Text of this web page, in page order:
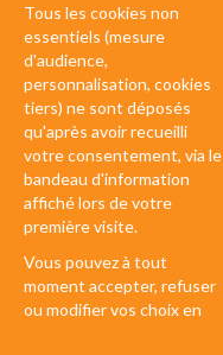
Tous les cookies non
essentiels (mesure
d'audience,
personnalisation, cookies
tiers) ne sont déposés
qu'après avoir recueilli
votre consentement, via le
bandeau d'information
affiché lors de votre
première visite.
Vous pouvez à tout
moment accepter, refuser
ou modifier vos choix en